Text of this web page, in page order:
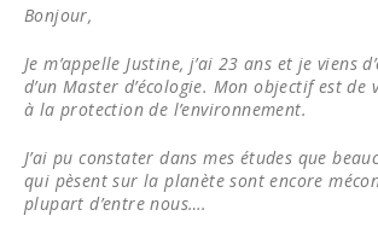
Bonjour,
Je m’appelle Justine, j’ai 23 ans et je viens
d’un Master d’écologie. Mon objectif est de
à la protection de l’environnement.
J’ai pu constater dans mes études que
qui pèsent sur la planète sont encore
plupart d’entre nous….